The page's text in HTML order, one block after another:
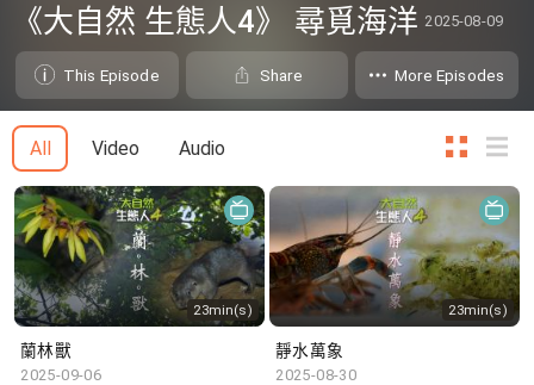
seconds
seconds
《大自然 生態人4》 尋覓海洋 2025-08-09
This Episode Share More Episodes
All Video Audio
23min(s)
蘭林獸
2025-09-06
23min(s)
靜水萬象
2025-08-30